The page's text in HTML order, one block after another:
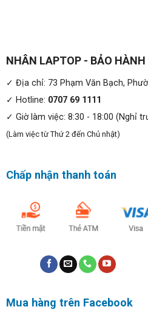
Dell, hướng đến nhóm khách
mẽ và tinh tế trong cùng một thiết
NHÂN LAPTOP - BẢO HÀNH
✓ Địa chỉ: 73 Phạm Văn Bạch,
✓ Hotline: 0707 69 1111
✓ Giờ làm việc: 8:30 - 18:00 (Nghỉ
(Làm việc từ Thứ 2 đến Chủ nhật)
Chấp nhận thanh toán
Mua hàng trên Facebook